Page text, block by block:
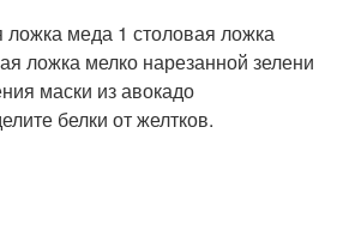
ложка меда 1 столовая ложка
ложка мелко нарезанной зелени
маски из авокадо
белки от желтков.